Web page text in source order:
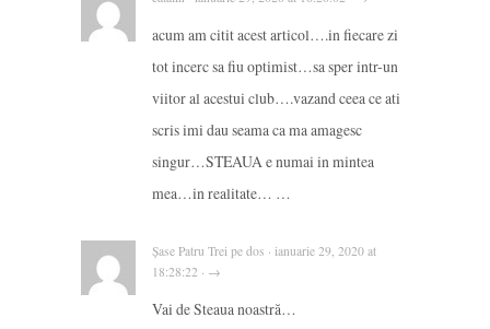
acum am citit acest articol….in fiecare zi
tot incerc sa fiu optimist…sa sper intr-un
viitor al acestui club….vazand ceea ce ati
scris imi dau seama ca ma amagesc
singur…STEAUA e numai in mintea
mea…in realitate… …
Șase Patru Trei pe dos · ianuarie 29, 2020 at
18:28:22 · →
Vai de Steaua noastră…